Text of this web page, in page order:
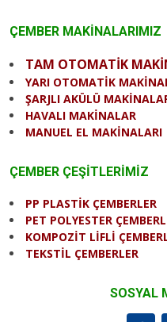
ÇEMBER MAKİNALARIMIZ
TAM OTOMATİK
YARI OTOMATİK
ŞARJLI AKÜLÜ
HAVALI MAKİNALAR
MANUEL EL MAKİNALARI
ÇEMBER ÇEŞİTLERİMİZ
PP PLASTİK ÇEMBERLER
PET POLYESTER
KOMPOZİT LİFLİ
TEKSTİL ÇEMBERLER
SOSYAL